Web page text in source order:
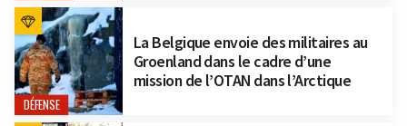
DÉFENSE
La Belgique envoie des militaires au
Groenland dans le cadre d’une
mission de l’OTAN dans l’Arctique